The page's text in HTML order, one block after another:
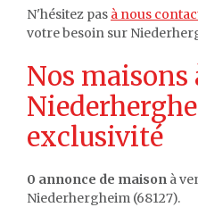
N'hésitez pas à nous
votre besoin sur
Nos maisons
exclusivité
0 annonce de maison à
Niederhergheim (68127).